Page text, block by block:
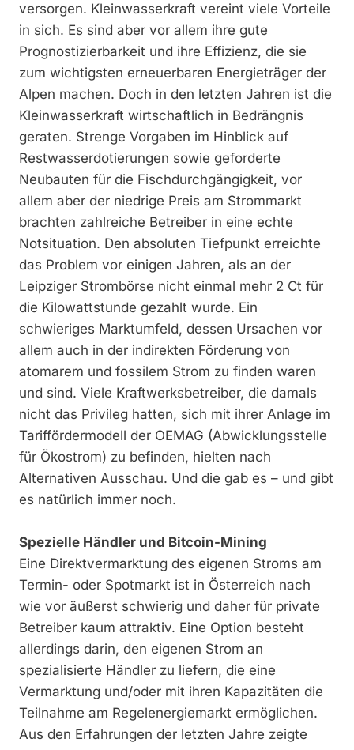
versorgen. Kleinwasserkraft vereint viele Vorteile
in sich. Es sind aber vor allem ihre gute
Prognostizierbarkeit und ihre Effizienz, die sie
zum wichtigsten erneuerbaren Energieträger der
Alpen machen. Doch in den letzten Jahren ist die
Kleinwasserkraft wirtschaftlich in Bedrängnis
geraten. Strenge Vorgaben im Hinblick auf
Restwasserdotierungen sowie geforderte
Neubauten für die Fischdurchgängigkeit, vor
allem aber der niedrige Preis am Strommarkt
brachten zahlreiche Betreiber in eine echte
Notsituation. Den absoluten Tiefpunkt erreichte
das Problem vor einigen Jahren, als an der
Leipziger Strombörse nicht einmal mehr 2 Ct für
die Kilowattstunde gezahlt wurde. Ein
schwieriges Marktumfeld, dessen Ursachen vor
allem auch in der indirekten Förderung von
atomarem und fossilem Strom zu finden waren
und sind. Viele Kraftwerksbetreiber, die damals
nicht das Privileg hatten, sich mit ihrer Anlage im
Tariffördermodell der OEMAG (Abwicklungsstelle
für Ökostrom) zu befinden, hielten nach
Alternativen Ausschau. Und die gab es – und gibt
es natürlich immer noch.
Spezielle Händler und Bitcoin-Mining
Eine Direktvermarktung des eigenen Stroms am
Termin- oder Spotmarkt ist in Österreich nach
wie vor äußerst schwierig und daher für private
Betreiber kaum attraktiv. Eine Option besteht
allerdings darin, den eigenen Strom an
spezialisierte Händler zu liefern, die eine
Vermarktung und/oder mit ihren Kapazitäten die
Teilnahme am Regelenergiemarkt ermöglichen.
Aus den Erfahrungen der letzten Jahre zeigte